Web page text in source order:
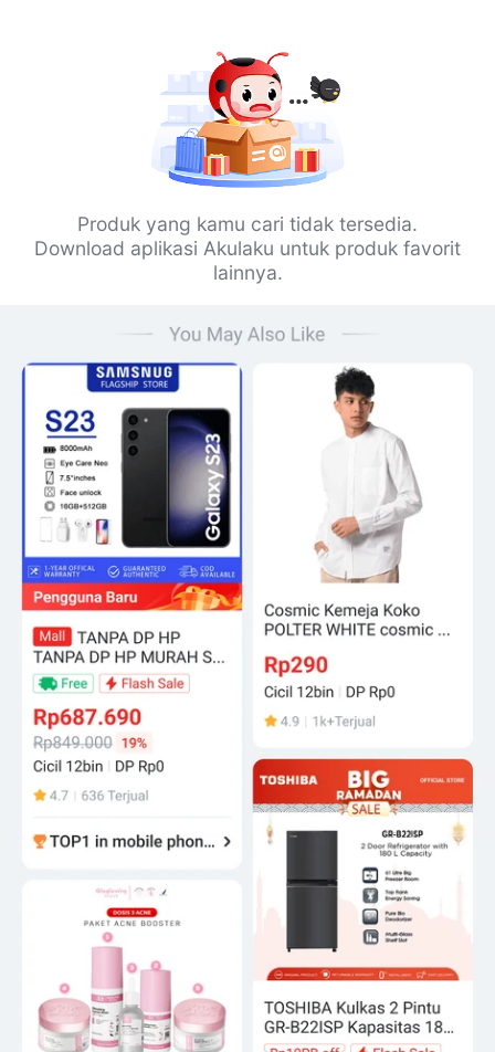
Produk yang kamu cari tidak tersedia.
Download aplikasi Akulaku untuk produk favorit
lainnya.